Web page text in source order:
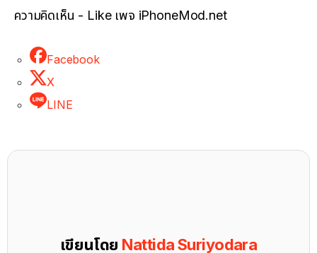
ความคิดเห็น - Like เพจ iPhoneMod.net
Facebook
X
LINE
เขียนโดย Nattida Suriyodara